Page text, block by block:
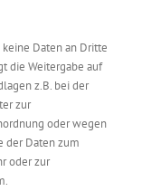
Daten an Dritte
die Weitergabe auf
z.B. bei der
zur
oder wegen
der Daten zum
oder zur